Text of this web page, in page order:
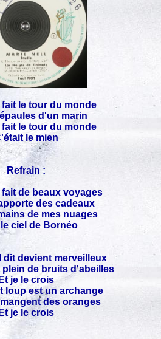
fait le tour du monde
d'un marin
fait le tour du monde
le mien
Refrain :
fait de beaux voyages
des cadeaux
de mes nuages
le ciel de Bornéo
dit devient merveilleux
plein de bruits d'abeilles
Et je le crois
loup est un archange
des oranges
Et je le crois